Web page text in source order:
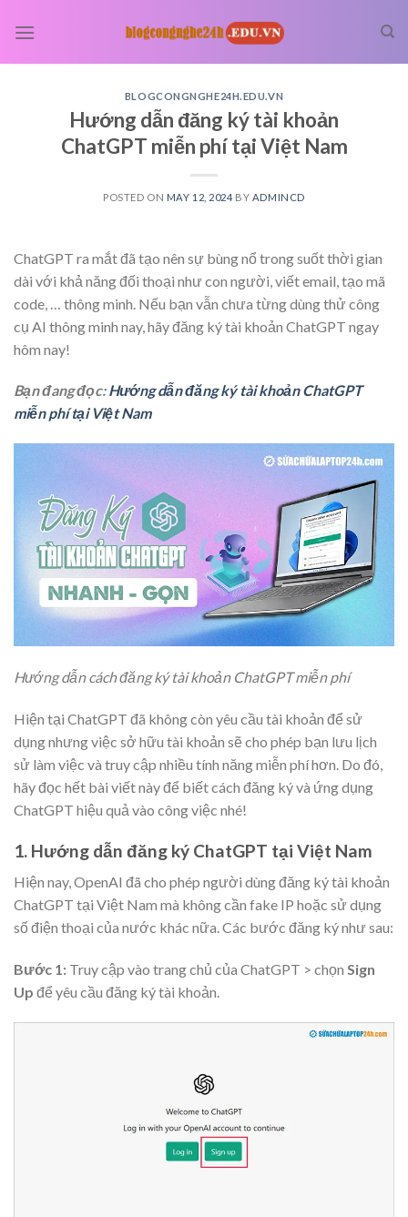
BLOGCONGNGHE24H.EDU.VN
Hướng dẫn đăng ký tài khoản
ChatGPT miễn phí tại Việt Nam
POSTED ON MAY 12, 2024 BY ADMINCD
ChatGPT ra mắt đã tạo nên sự bùng nổ trong suốt thời gian
dài với khả năng đối thoại như con người, viết email, tạo mã
code, … thông minh. Nếu bạn vẫn chưa từng dùng thử công
cụ AI thông minh nay, hãy đăng ký tài khoản ChatGPT ngay
hôm nay!
Bạn đang đọc:Hướng dẫn đăng ký tài khoản ChatGPT
miễn phí tại Việt Nam
Hướng dẫn cách đăng ký tài khoản ChatGPT miễn phí
Hiện tại ChatGPT đã không còn yêu cầu tài khoản để sử
dụng nhưng việc sở hữu tài khoản sẽ cho phép bạn lưu lịch
sử làm việc và truy cập nhiều tính năng miễn phí hơn. Do đó,
hãy đọc hết bài viết này để biết cách đăng ký và ứng dụng
ChatGPT hiệu quả vào công việc nhé!
1. Hướng dẫn đăng ký ChatGPT tại Việt Nam
Hiện nay, OpenAI đã cho phép người dùng đăng ký tài khoản
ChatGPT tại Việt Nam mà không cần fake IP hoặc sử dụng
số điện thoại của nước khác nữa. Các bước đăng ký như sau:
Bước 1: Truy cập vào trang chủ của ChatGPT > chọn Sign
Up để yêu cầu đăng ký tài khoản.